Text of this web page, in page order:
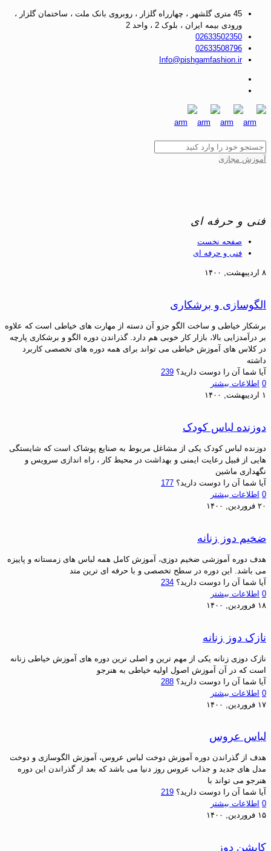
45 متری گلشهر ، چهارراه گلزار ، روبروی بانک ملت ، ساختمان گلزار ،
ورودی بیمه ایران ، بلوک 2 ، واحد 2
02633502350
02633508796
Info@pishgamfashion.ir
آموزش مجازی
فنی و حرفه ای
صفحه نخست
فنی و حرفه ای
۸ اردیبهشت, ۱۴۰۰
الگوسازی و برشکاری
برشکار خیاطی و ساخت الگو جزو آن دسته از مهارت های خیاطی است که علاوه
بر درآمدزایی بالا، بازار کار خوبی هم دارد. گذراندن دوره الگو و برشکاری پارچه
در کلاس های آموزش خیاطی می تواند برای همه دوره های تخصصی کاربرد
داشته
آیا شما آن را دوست دارید؟ 239
0 اطلاعات بیشتر
۱ اردیبهشت, ۱۴۰۰
دوزنده لباس کودک
دوزنده لباس کودک یکی از مشاغل مربوط به صنایع پوشاک است که شایستگی
هایی از قبیل رعایت ایمنی و بهداشت در محیط کار ، راه اندازی سرویس و
نگهداری ماشین
آیا شما آن را دوست دارید؟ 177
0 اطلاعات بیشتر
۲۰ فروردین, ۱۴۰۰
ضخیم دوز زنانه
هدف دوره آموزشی ضخیم دوزی، آموزش کامل همه لباس های زمستانه و پاییزه
می باشد. این دوره در سطح تخصصی و با حرفه ای ترین متد
آیا شما آن را دوست دارید؟ 234
0 اطلاعات بیشتر
۱۸ فروردین, ۱۴۰۰
نازک دوز زنانه
نازک دوزی زنانه یکی از مهم ترین و اصلی ترین دوره های آموزش خیاطی زنانه
است که در آن آموزش اصول اولیه خیاطی به هنرجو
آیا شما آن را دوست دارید؟ 288
0 اطلاعات بیشتر
۱۷ فروردین, ۱۴۰۰
لباس عروس
هدف از گذراندن دوره آموزش دوخت لباس عروس، آموزش الگوسازی و دوخت
مدل های جدید و جذاب عروس روز دنیا می باشد که بعد از گذراندن این دوره
هنرجو می تواند با
آیا شما آن را دوست دارید؟ 219
0 اطلاعات بیشتر
۱۵ فروردین, ۱۴۰۰
کاپشن دوز